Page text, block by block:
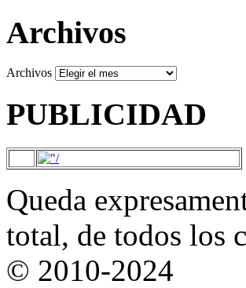
Archivos
Archivos
PUBLICIDAD
Queda
total, de todos los
© 2010-2024